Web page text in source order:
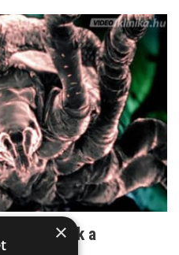
találtunk a
×